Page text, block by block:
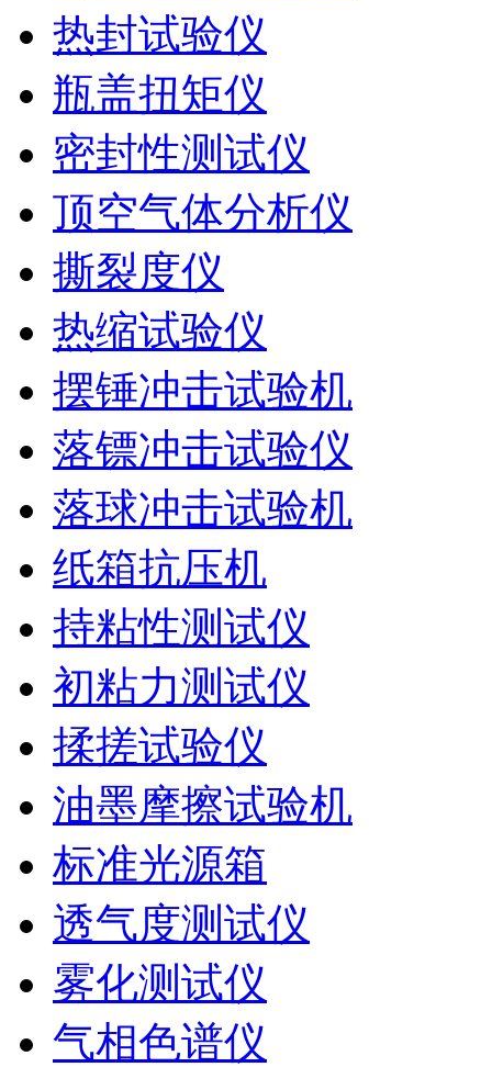
热封试验仪
瓶盖扭矩仪
密封性测试仪
顶空气体分析仪
撕裂度仪
热缩试验仪
摆锤冲击试验机
落镖冲击试验仪
落球冲击试验机
纸箱抗压机
持粘性测试仪
初粘力测试仪
揉搓试验仪
油墨摩擦试验机
标准光源箱
透气度测试仪
雾化测试仪
气相色谱仪